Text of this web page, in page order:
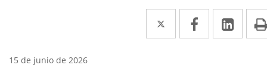
Twitter
Enlace
a
Facebook
Enlace
a
a
15 de junio de 2026